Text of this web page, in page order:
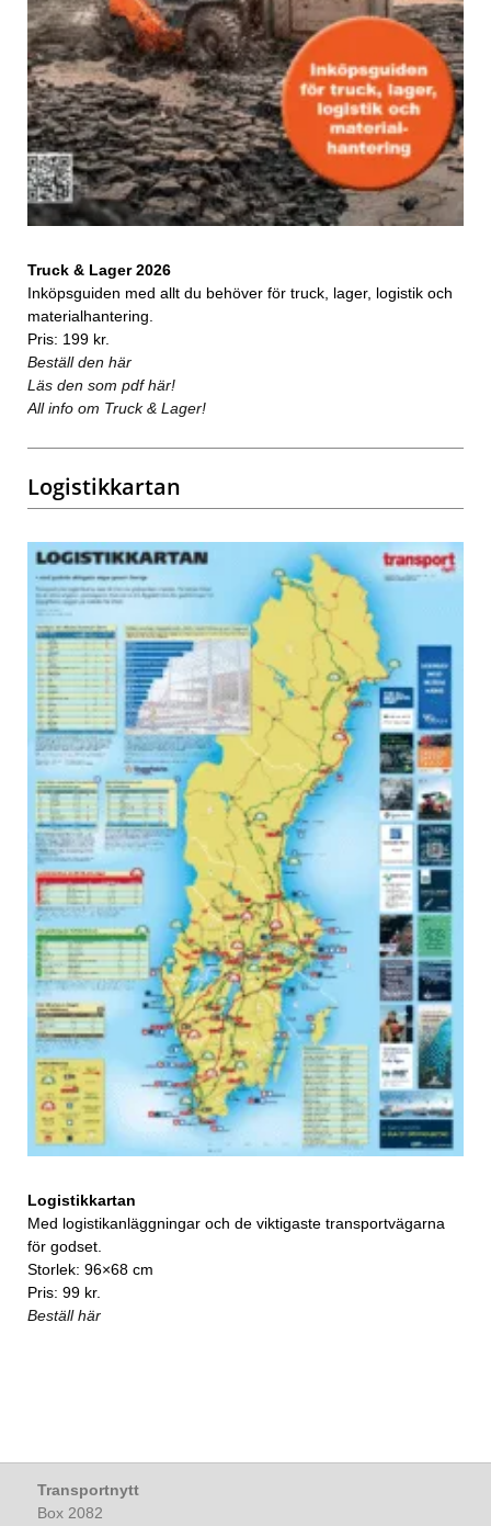
Truck & Lager 2026
Inköpsguiden med allt du behöver för truck, lager, logistik och
materialhantering.
Pris: 199 kr.
Beställ den här
Läs den som pdf här!
All info om Truck & Lager!
Logistikkartan
Logistikkartan
Med logistikanläggningar och de viktigaste transportvägarna
för godset.
Storlek: 96×68 cm
Pris: 99 kr.
Beställ här
Transportnytt
Box 2082